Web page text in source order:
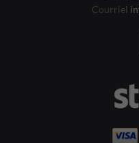
Courriel